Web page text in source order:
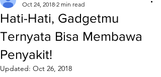
Hati-Hati, Gadgetmu
Ternyata Bisa Membawa
Penyakit!
Oct 24, 2018 2 min read
Updated: Oct 26, 2018